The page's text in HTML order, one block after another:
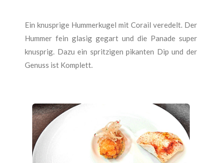
Ein knusprige Hummerkugel mit Corail veredelt. Der
Hummer fein glasig gegart und die Panade super
knusprig. Dazu ein spritzigen pikanten Dip und der
Genuss ist Komplett.